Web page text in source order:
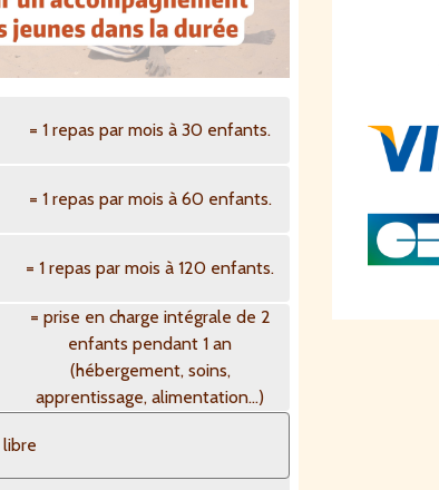
= 1 repas par mois à 30 enfants.
= 1 repas par mois à 60 enfants.
= 1 repas par mois à 120 enfants.
= prise en charge intégrale de 2
enfants pendant 1 an
(hébergement, soins,
apprentissage, alimentation...)